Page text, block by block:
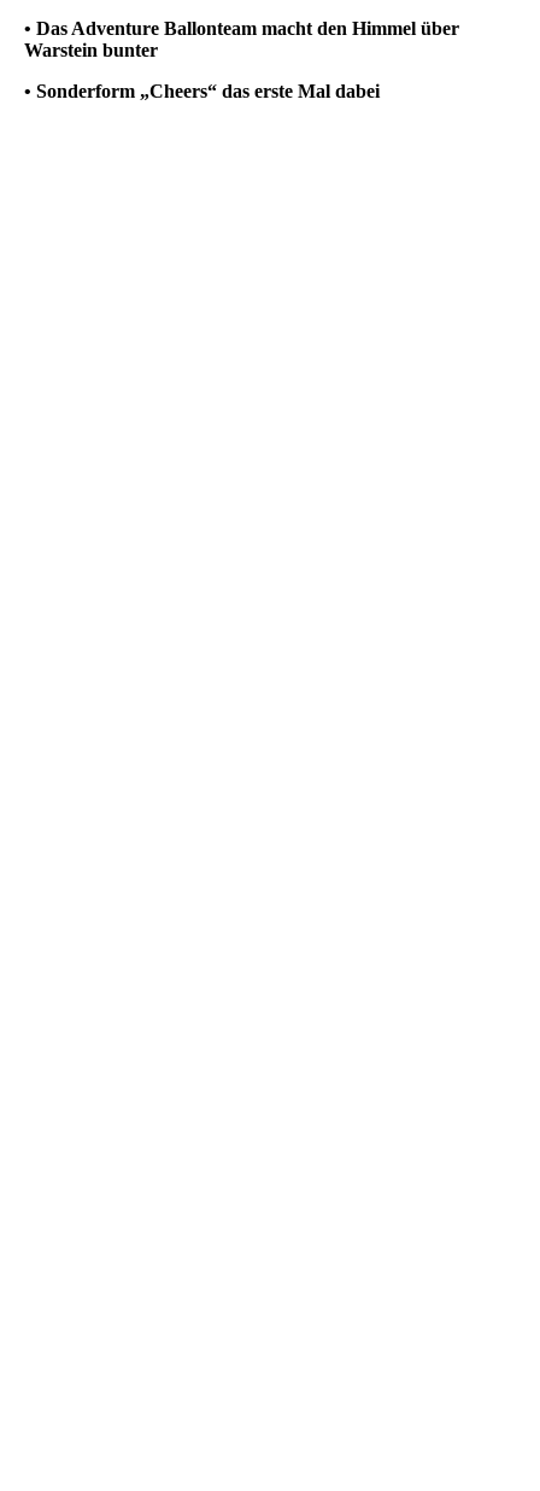
• Das Adventure Ballonteam macht den Himmel über
Warstein bunter
• Sonderform „Cheers“ das erste Mal dabei